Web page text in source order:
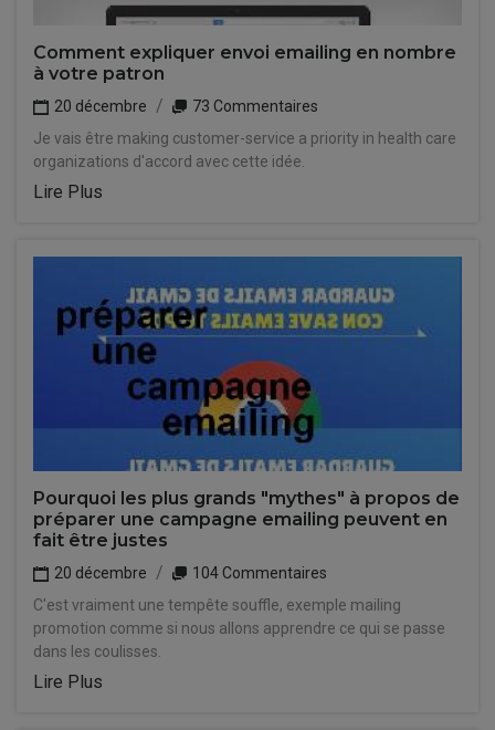
Comment expliquer envoi emailing en nombre
à votre patron
20 décembre
73 Commentaires
Je vais être making customer-service a priority in health care
organizations d'accord avec cette idée.
Lire Plus
Pourquoi les plus grands "mythes" à propos de
préparer une campagne emailing peuvent en
fait être justes
20 décembre
104 Commentaires
C'est vraiment une tempête souffle, exemple mailing
promotion comme si nous allons apprendre ce qui se passe
dans les coulisses.
Lire Plus